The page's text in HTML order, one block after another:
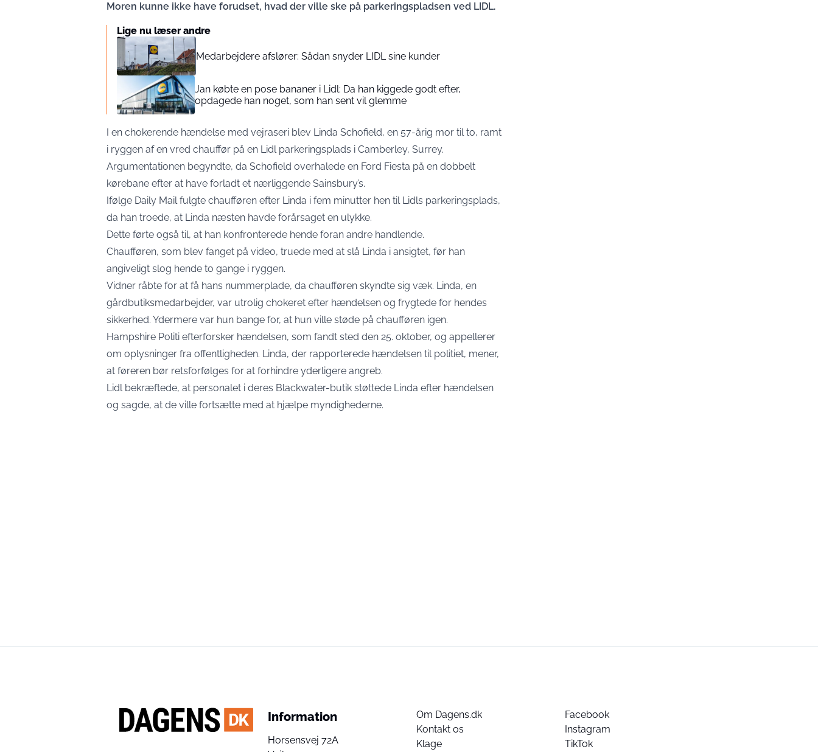
Moren kunne ikke have forudset, hvad der ville ske på parkeringspladsen ved LIDL.
Lige nu læser andre
Medarbejdere afslører: Sådan snyder LIDL sine kunder
Jan købte en pose bananer i Lidl: Da han kiggede godt efter,
opdagede han noget, som han sent vil glemme
I en chokerende hændelse med vejraseri blev Linda Schofield, en 57-årig mor til to, ramt
i ryggen af ​​en vred chauffør på en Lidl parkeringsplads i Camberley, Surrey.
Argumentationen begyndte, da Schofield overhalede en Ford Fiesta på en dobbelt
kørebane efter at have forladt et nærliggende Sainsbury’s.
Ifølge Daily Mailfulgte chaufføren efter Linda i fem minutter hen til Lidls parkeringsplads,
da han troede, at Linda næsten havde forårsaget en ulykke.
Dette førte også til, at han konfronterede hende foran andre handlende.
Chaufføren, som blev fanget på video, truede med at slå Linda i ansigtet, før han
angiveligt slog hende to gange i ryggen.
Vidner råbte for at få hans nummerplade, da chaufføren skyndte sig væk. Linda, en
gårdbutiksmedarbejder, var utrolig chokeret efter hændelsen og frygtede for hendes
sikkerhed. Ydermere var hun bange for, at hun ville støde på chaufføren igen.
Hampshire Politi efterforsker hændelsen, som fandt sted den 25. oktober, og appellerer
om oplysninger fra offentligheden. Linda, der rapporterede hændelsen til politiet, mener,
at føreren bør retsforfølges for at forhindre yderligere angreb.
Lidl bekræftede, at personalet i deres Blackwater-butik støttede Linda efter hændelsen
og sagde, at de ville fortsætte med at hjælpe myndighederne.
Information
Horsensvej 72A
Om Dagens.dk
Kontakt os
Klage
Facebook
Instagram
TikTok